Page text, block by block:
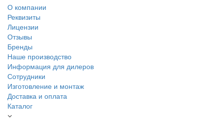
О компании
Реквизиты
Лицензии
Отзывы
Бренды
Наше производство
Информация для дилеров
Сотрудники
Изготовление и монтаж
Доставка и оплата
Каталог